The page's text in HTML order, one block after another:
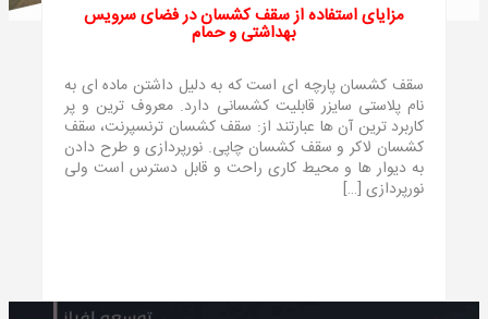
مزایای استفاده از سقف کشسان در فضای سرویس
بهداشتی و حمام
سقف کشسان پارچه ای است که به دلیل داشتن ماده ای به
نام پلاستی سایزر قابلیت کشسانی دارد. معروف ترین و پر
کاربرد ترین آن ها عبارتند از: سقف کشسان ترنسپرنت، سقف
کشسان لاکر و سقف کشسان چاپی. نورپردازی و طرح دادن
به دیوار ها و محیط کاری راحت و قابل دسترس است ولی
نورپردازی […]